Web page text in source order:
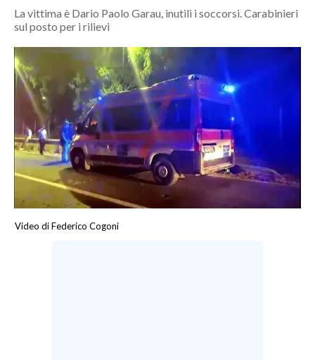
ITALIA
MONDO
POLITICA
ECONOMIA
SERVIZI ALLE IMPRESE
LAVORO
BANDI
SPORT IN SARDEGNA
La vittima è Dario Paolo Garau, inutili i soccorsi. Carabinieri
sul posto per i rilievi
Video di Federico Cogoni